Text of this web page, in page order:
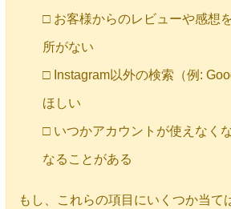
□ お客様からのレビューや感想
所がない
□ Instagram以外の検索（例:
ほしい
□ いつかアカウントが使えなく
なることがある
もし、これらの項目にいくつか当て